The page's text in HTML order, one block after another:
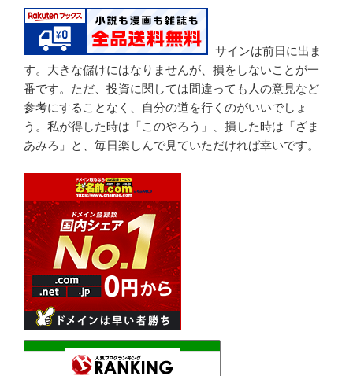
サインは前日に出ま
す。大きな儲けにはなりませんが、損をしないことが一
番です。ただ、投資に関しては間違っても人の意見など
参考にすることなく、自分の道を行くのがいいでしょ
う。私が得した時は「このやろう」、損した時は「ざま
あみろ」と、毎日楽しんで見ていただければ幸いです。
日経225先物・夜間寄り引けシステムトレード研究所